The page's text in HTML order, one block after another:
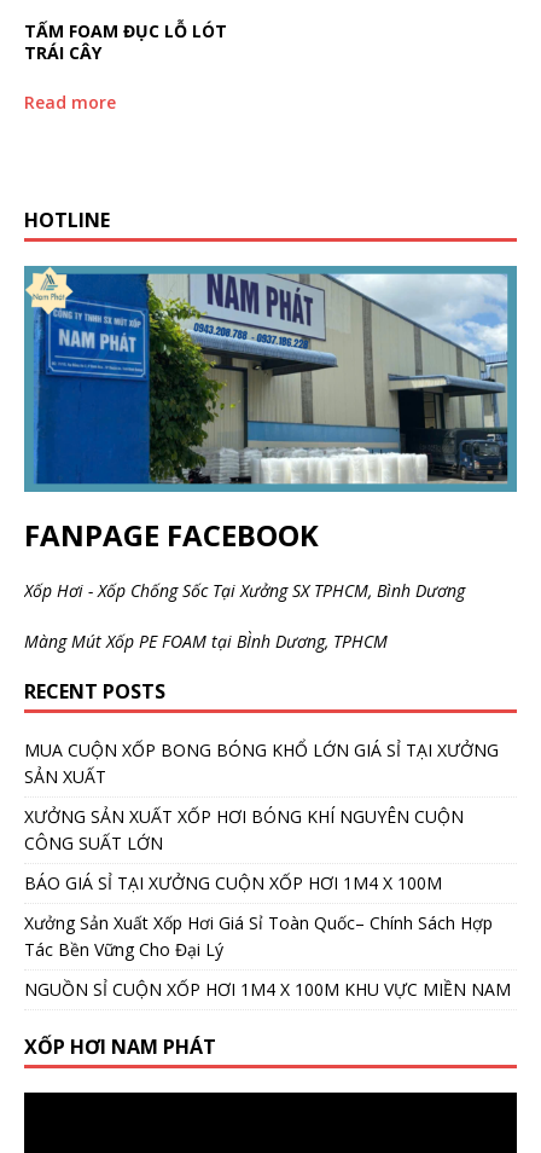
TẤM FOAM ĐỤC LỖ LÓT
TRÁI CÂY
Read more
HOTLINE
FANPAGE FACEBOOK
Xốp Hơi - Xốp Chống Sốc Tại Xưởng SX TPHCM, Bình Dương
Màng Mút Xốp PE FOAM tại BÌnh Dương, TPHCM
RECENT POSTS
MUA CUỘN XỐP BONG BÓNG KHỔ LỚN GIÁ SỈ TẠI XƯỞNG
SẢN XUẤT
XƯỞNG SẢN XUẤT XỐP HƠI BÓNG KHÍ NGUYÊN CUỘN
CÔNG SUẤT LỚN
BÁO GIÁ SỈ TẠI XƯỞNG CUỘN XỐP HƠI 1M4 X 100M
Xưởng Sản Xuất Xốp Hơi Giá Sỉ Toàn Quốc– Chính Sách Hợp
Tác Bền Vững Cho Đại Lý
NGUỒN SỈ CUỘN XỐP HƠI 1M4 X 100M KHU VỰC MIỀN NAM
XỐP HƠI NAM PHÁT